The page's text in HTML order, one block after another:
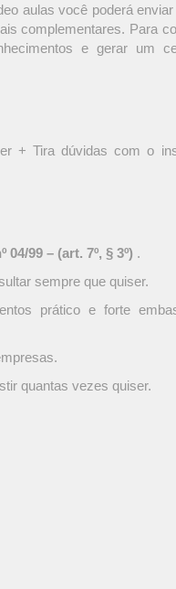
aulas você poderá
complementares. Para
e gerar um
+ Tira dúvidas com o
04/99 – (art. 7º, § 3º) .
sempre que quiser.
prático e forte
quantas vezes quiser.